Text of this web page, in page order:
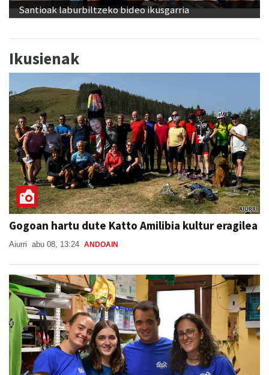
Santioak laburbiltzeko bideo ikusgarria
Ikusienak
Gogoan hartu dute Katto Amilibia kultur eragilea
Aiurri abu 08, 13:24 ANDOAIN